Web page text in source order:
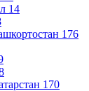
14
176
170